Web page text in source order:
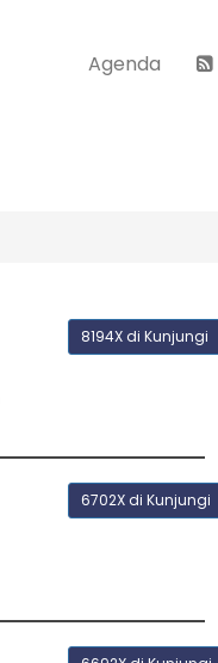
Agenda
8194X di Kunjungi
6702X di Kunjungi